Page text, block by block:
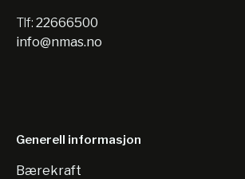
Tlf: 22666500
info@nmas.no
Generell informasjon
Bærekraft